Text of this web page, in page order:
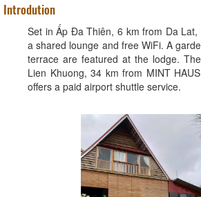
Introdution
Set in Ấp Ða Thiên, 6 km from Da Lat,
a shared lounge and free WiFi. A
terrace are featured at the lodge.
Lien Khuong, 34 km from MINT
offers a paid airport shuttle service.